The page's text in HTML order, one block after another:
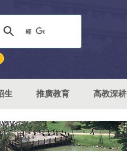
生 推廣教育 高教深耕